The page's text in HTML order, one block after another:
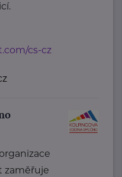
cs-cz
zaměřuje